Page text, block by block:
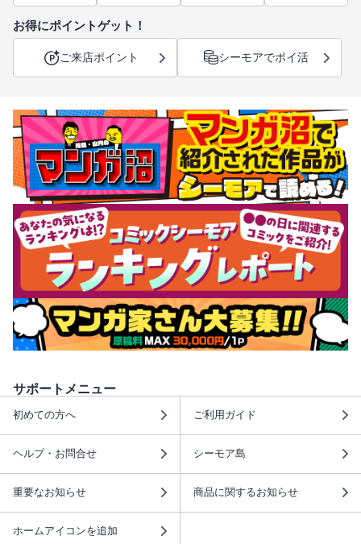
お得にポイントゲット！
ご来店ポイント シーモアでポイ活
サポートメニュー
初めての方へ ご利用ガイド
ヘルプ・お問合せ シーモア島
重要なお知らせ 商品に関するお知らせ
ホームアイコンを追加